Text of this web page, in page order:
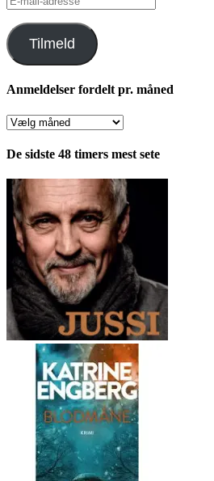
mail-
adresse
Tilmeld
Anmeldelser fordelt pr. måned
Anmeldelser
pr.
De sidste 48 timers mest sete